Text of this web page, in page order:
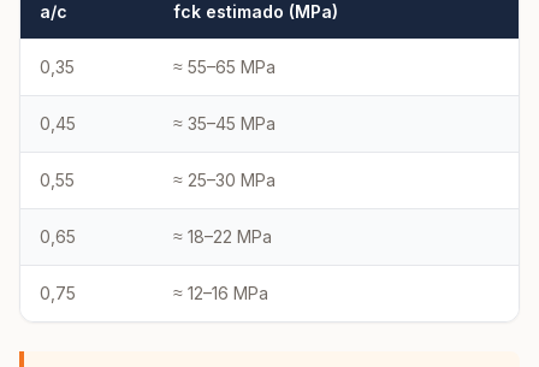
a/c fck estimado (MPa)
0,35 ≈ 55–65 MPa
0,45 ≈ 35–45 MPa
0,55 ≈ 25–30 MPa
0,65 ≈ 18–22 MPa
0,75 ≈ 12–16 MPa